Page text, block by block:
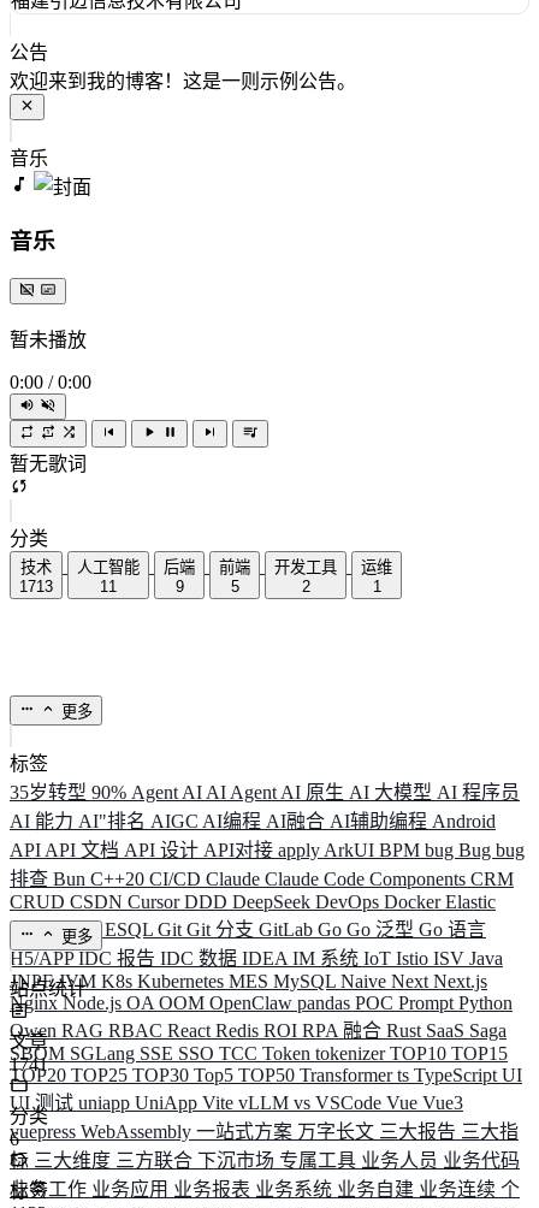
公告
欢迎来到我的博客！这是一则示例公告。
音乐
音乐
暂未播放
0:00 / 0:00
暂无歌词
分类
技术
1713
人工智能
11
后端
9
前端
5
开发工具
2
运维
1
更多
标签
35岁转型 90% Agent AI AI Agent AI 原生 AI 大模型 AI 程序员
AI 能力 AI"排名 AIGC AI编程 AI融合 AI辅助编程 Android
API API 文档 API 设计 API对接 apply ArkUI BPM bug Bug bug
排查 Bun C++20 CI/CD Claude Claude Code Components CRM
CRUD CSDN CursorDDD DeepSeek DevOps DockerElastic
ELK ElysiaESQL Git Git 分支 GitLab Go Go 泛型 Go 语言
H5/APPIDC 报告 IDC 数据 IDEA IM 系统 IoT Istio ISV Java
JNPFJVM K8s Kubernetes MES MySQL Naive Next Next.js
NginxNode.js OA OOM OpenClaw pandas POC Prompt Python
Qwen RAG RBAC React Redis ROI RPA 融合 Rust SaaS Saga
SBOM SGLang SSE SSO TCC Token tokenizerTOP10 TOP15
TOP20 TOP25 TOP30 Top5 TOP50 Transformerts TypeScript UI
UI 测试 uniapp UniApp Vite vLLM vs VSCode Vue Vue3
vuepress WebAssembly 一站式方案 万字长文 三大报告 三大指
标 三大维度 三方联合 下沉市场 专属工具 业务人员 业务代码
业务工作 业务应用 业务报表 业务系统 业务自建 业务连续 个
更多
站点统计
文章
1741
分类
6
标签